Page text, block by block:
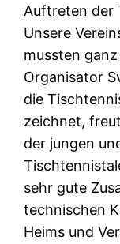
Auftreten der
Unsere
mussten
Organisator
die
zeichnet,
der jungen
sehr gute
technischen
Heims und